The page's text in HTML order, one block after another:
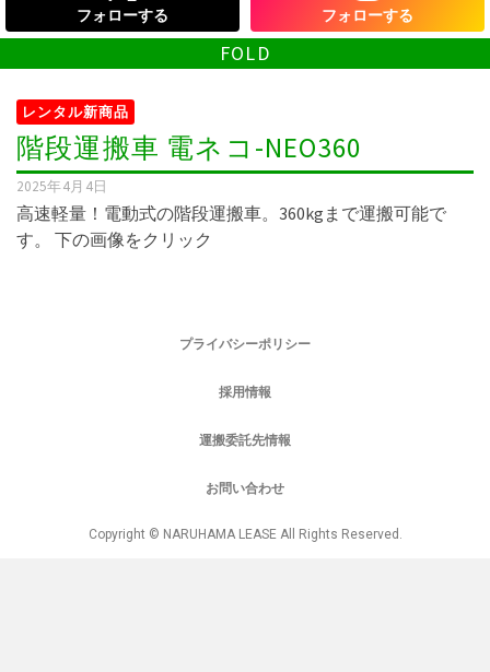
フォローする フォローする
FOLD
レンタル新商品
階段運搬車 電ネコ-NEO360
2025年4月4日
高速軽量！電動式の階段運搬車。360kgまで運搬可能で
す。 下の画像をクリック
プライバシーポリシー
採用情報
運搬委託先情報
お問い合わせ
Copyright © NARUHAMA LEASE All Rights Reserved.